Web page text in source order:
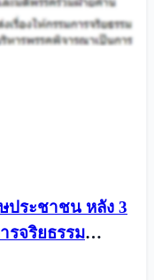
ระชาชน หลัง 3
รจริยธรรม